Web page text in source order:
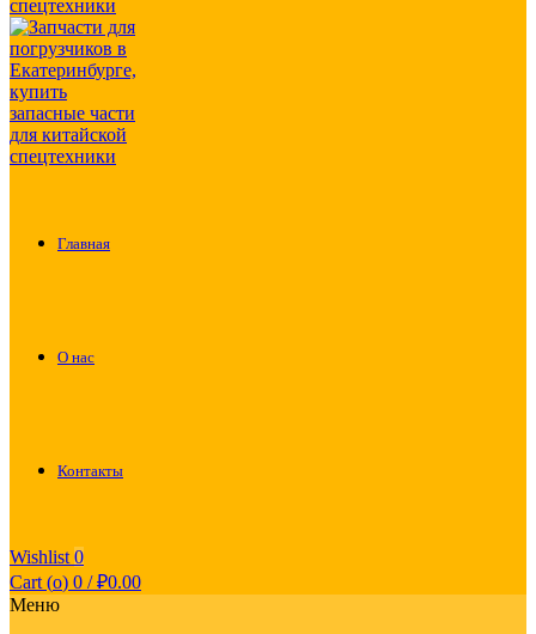
Главная
О нас
Контакты
Wishlist 0
Cart (o) 0 / ₽0.00
Меню